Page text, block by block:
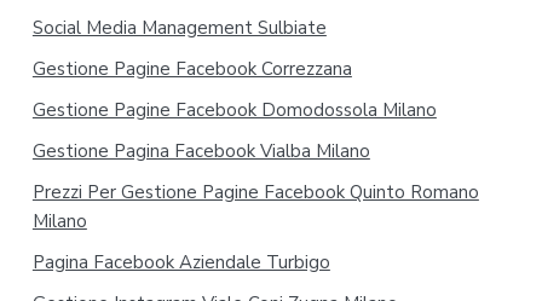
Social Media Management Sulbiate
Gestione Pagine Facebook Correzzana
Gestione Pagine Facebook Domodossola Milano
Gestione Pagina Facebook Vialba Milano
Prezzi Per Gestione Pagine Facebook Quinto Romano
Milano
Pagina Facebook Aziendale Turbigo